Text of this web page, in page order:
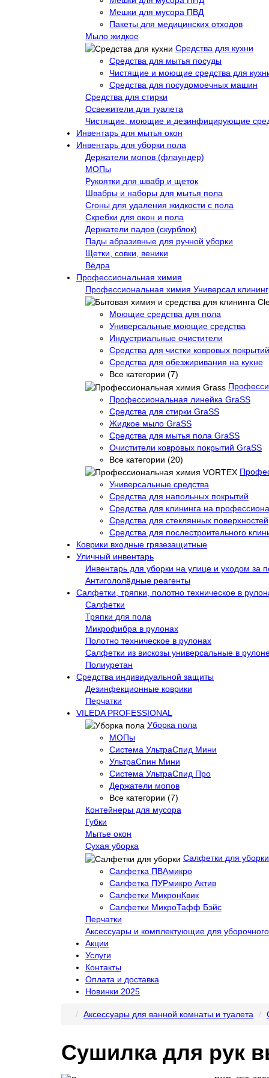
Мешки для мусора ПВД
Пакеты для медицинских отходов
Мыло жидкое
Средства для кухни
Средства для мытья посуды
Чистящие и моющие средства для
Средства для посудомоечных машин
Средства для стирки
Освежители для туалета
Чистящие, моющие и дезинфицирующие
Инвентарь для мытья окон
Инвентарь для уборки пола
Держатели мопов (флаундер)
МОПы
Рукоятки для швабр и щеток
Швабры и наборы для мытья пола
Сгоны для удаления жидкости с пола
Скребки для окон и пола
Держатели падов (скурблок)
Пады абразивные для ручной уборки
Щетки, совки, веники
Вёдра
Профессиональная химия
Профессиональная химия Универсал клининг
Моющие средства для пола
Универсальные моющие средства
Индустриальные очистители
Средства для чистки ковровых покрытий
Средства для обезжиривания на кухне
Все категории (7)
Профессиональная линейка GraSS
Средства для стирки GraSS
Жидкое мыло GraSS
Средства для мытья пола GraSS
Очистители ковровых покрытий GraSS
Все категории (20)
Универсальные средства
Средства для напольных покрытий
Средства для клининга на
Средства для стеклянных поверхностей
Средства для послестроительного
Коврики входные грязезащитные
Уличный инвентарь
Инвентарь для уборки на улице и уходом за
Антигололёдные реагенты
Салфетки, тряпки, полотно техническое в
Салфетки
Тряпки для пола
Микрофибра в рулонах
Полотно техническое в рулонах
Салфетки из вискозы универсальные в
Полиуретан
Средства индивидуальной защиты
Дезинфекционные коврики
Перчатки
VILEDA PROFESSIONAL
Уборка пола
МОПы
Система УльтраСпид Мини
УльтраСпин Мини
Система УльтраСпид Про
Держатели мопов
Все категории (7)
Контейнеры для мусора
Губки
Мытье окон
Сухая уборка
Салфетки для уборки
Салфетка ПВАмикро
Салфетка ПУРмикро Актив
Салфетки МикронКвик
Салфетки МикроТафф Бэйс
Перчатки
Аксессуары и комплектующие для
Акции
Услуги
Контакты
Оплата и доставка
Новинки 2025
Аксессуары для ванной комнаты и туалета
Сушилка для рук